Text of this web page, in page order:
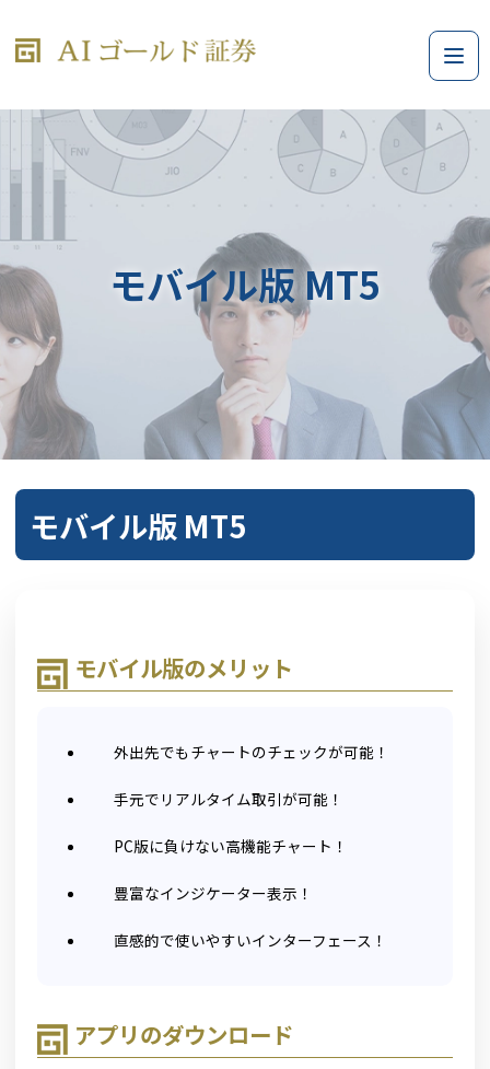
モバイル版 MT5
モバイル版 MT5
モバイル版のメリット
外出先でもチャートのチェックが可能！
手元でリアルタイム取引が可能！
PC版に負けない高機能チャート！
豊富なインジケーター表示！
直感的で使いやすいインターフェース！
アプリのダウンロード